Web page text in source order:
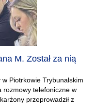
M. Został za nią
Piotrkowie Trybunalskim
rozmowy telefoniczne w
przeprowadził z